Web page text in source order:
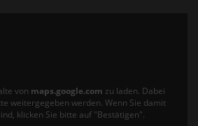
von maps.google.com zu laden. Dabei
weitergegeben werden. Wenn Sie damit
klicken Sie bitte auf "Bestätigen".